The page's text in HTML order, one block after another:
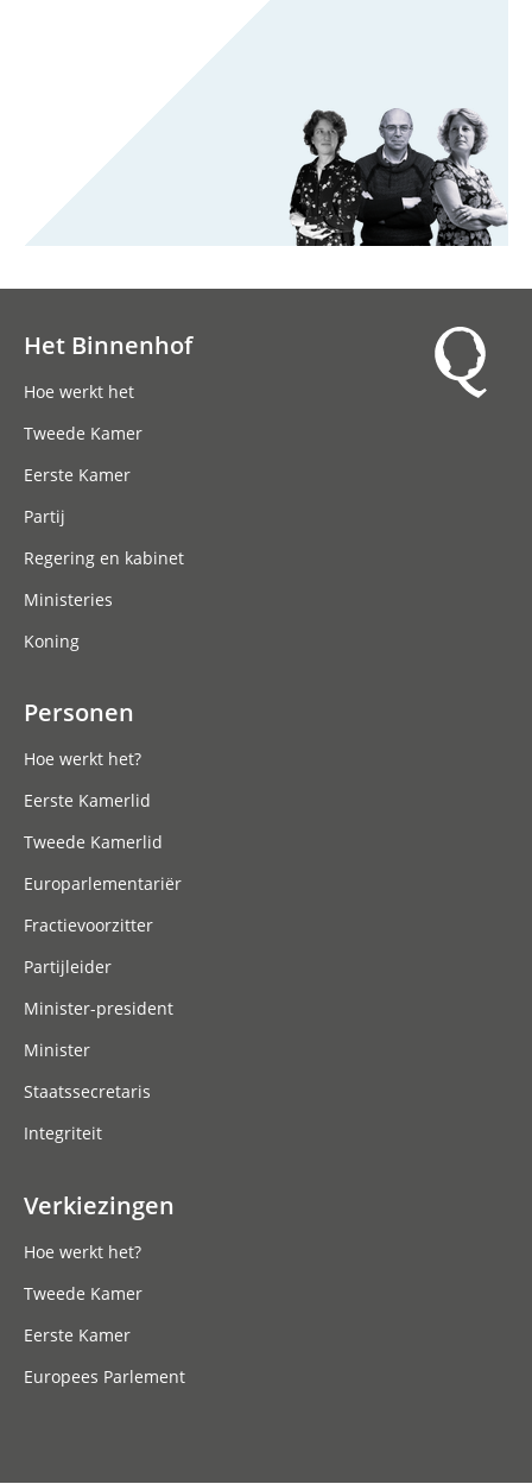
Het Binnenhof
Hoe werkt het
Tweede Kamer
Eerste Kamer
Partij
Regering en kabinet
Ministeries
Koning
Personen
Hoe werkt het?
Eerste Kamerlid
Tweede Kamerlid
Europarlementariër
Fractievoorzitter
Partijleider
Minister-president
Minister
Staatssecretaris
Integriteit
Verkiezingen
Hoe werkt het?
Tweede Kamer
Eerste Kamer
Europees Parlement